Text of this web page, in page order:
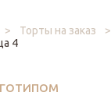
> Торты на заказ
>
4